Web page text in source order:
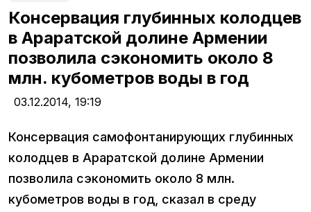
Консервация глубинных колодцев
в Араратской долине Армении
позволила сэкономить около 8
млн. кубометров воды в год
03.12.2014, 19:19
Консервация самофонтанирующих глубинных
колодцев в Араратской долине Армении
позволила сэкономить около 8 млн.
кубометров воды в год, сказал в среду